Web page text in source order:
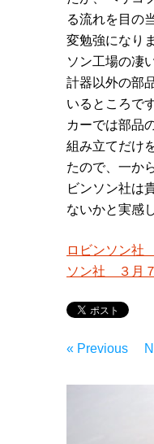
る流れを目の
変勉強になり
ソン工場の凄
計器以外の部
いるところで
カーでは部品
組み立てだけ
たので、一か
ビンソン社は
ないかと実感
ロビンソン
ソン社 ３月
« Previous